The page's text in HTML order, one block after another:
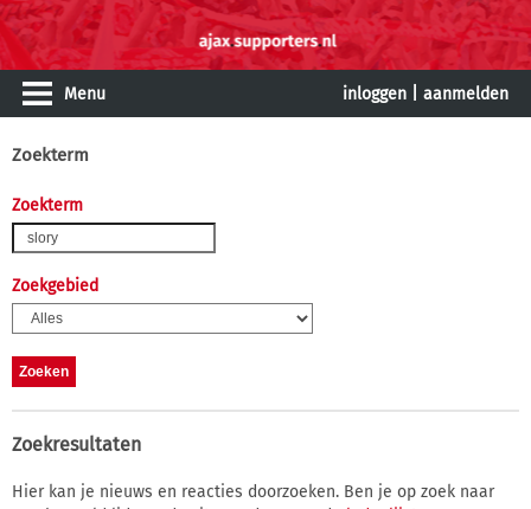
Menu inloggen aanmelden
Zoekterm
Zoekterm
Zoekgebied
Zoekresultaten
Hier kan je nieuws en reacties doorzoeken. Ben je op zoek naar